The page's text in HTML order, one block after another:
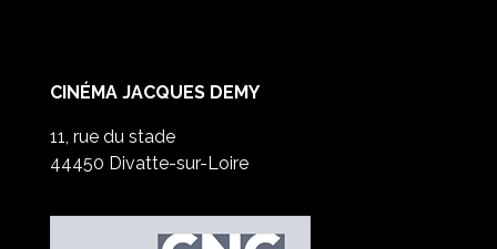
CINÉMA JACQUES DEMY
11, rue du stade
44450 Divatte-sur-Loire